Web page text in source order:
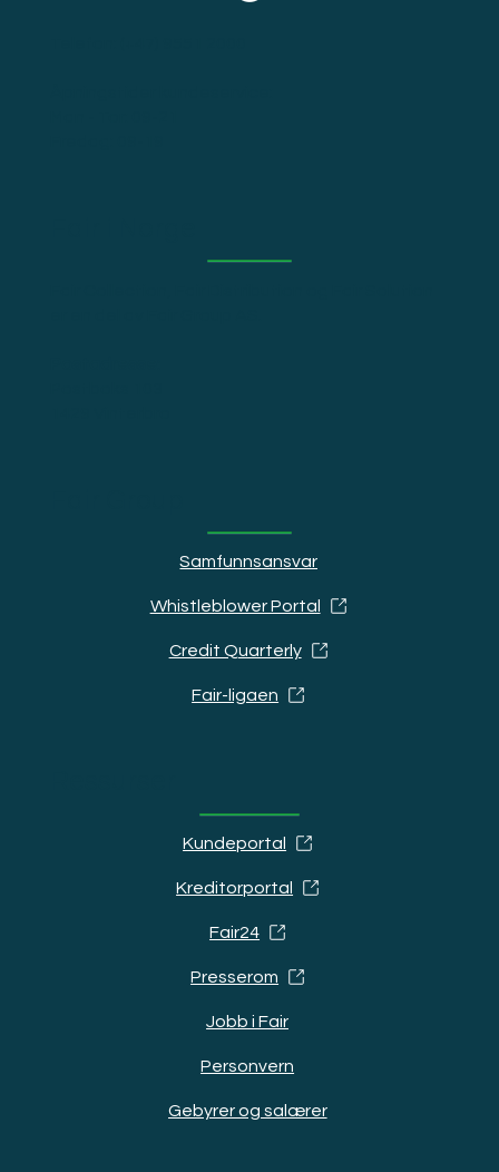
Whistleblower Portal
Samfunnsansvar
Credit Quarterly
Fair-ligaen
Kundeportal
Kreditorportal
Fair24
Presserom
Jobb i Fair
Personvern
Gebyrer og salærer